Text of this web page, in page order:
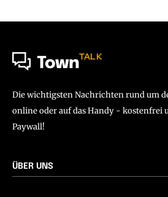
TownTALK
Die wichtigsten Nachrichten rund um
online oder auf das Handy - kostenfrei
Paywall!
ÜBER UNS